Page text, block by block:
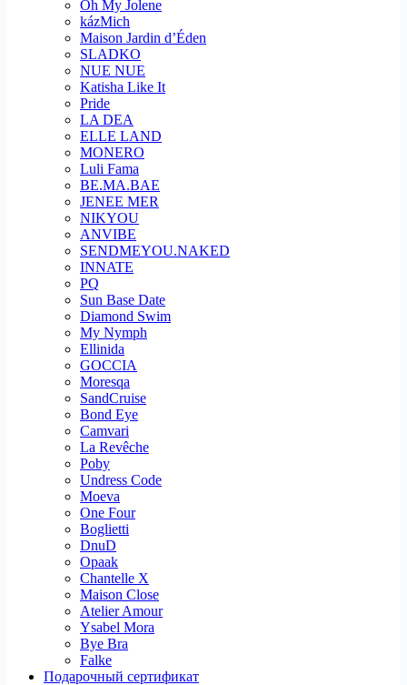
Oh My Jolene
kázMich
Maison Jardin d’Éden
SLADKO
NUE NUE
Katisha Like It
Pride
LA DEA
ELLE LAND
MONERO
Luli Fama
BE.MA.BAE
JENEE MER
NIKYOU
ANVIBE
SENDMEYOU.NAKED
INNATE
PQ
Sun Base Date
Diamond Swim
My Nymph
Ellinida
GOCCIA
Moresqa
SandCruise
Bond Eye
Camvari
La Revêche
Poby
Undress Code
Moeva
One Four
Boglietti
DnuD
Opaak
Chantelle X
Maison Close
Atelier Amour
Ysabel Mora
Bye Bra
Falke
Подарочный сертификат